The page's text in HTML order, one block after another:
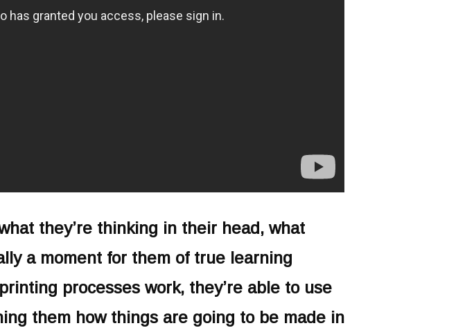
they’re thinking in their head, what
a moment for them of true learning
processes work, they’re able to use
them how things are going to be made in